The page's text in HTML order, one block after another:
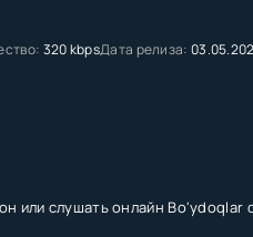
320 kbpsДата релиза:
или слушать онлайн Bo'ydoqlar